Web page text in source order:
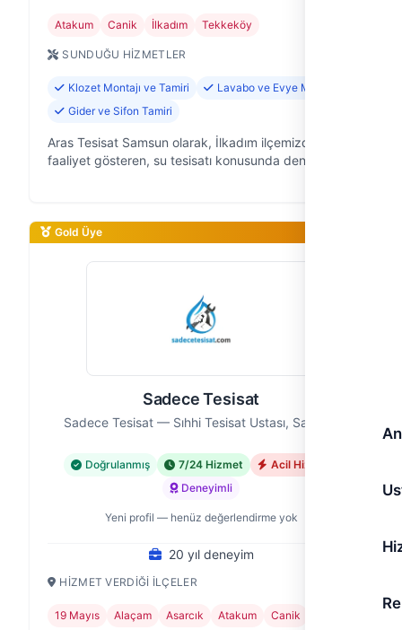
Atakum Canik İlkadım Tekkeköy
SUNDUĞU HIZMETLER
Klozet Montajı ve Tamiri
Lavabo ve Evye Montajı
Gider ve Sifon Tamiri
Aras Tesisat Samsun olarak, İlkadım ilçemizde
faaliyet gösteren, su tesisatı konusunda deneyimli
Gold Üye
Sadece Tesisat
Sadece Tesisat — Sıhhi Tesisat Ustası, Samsun
Doğrulanmış 7/24 Hizmet
Acil Hizmet
Deneyimli
Yeni profil — henüz değerlendirme yok
20 yıl deneyim
HIZMET VERDIĞI İLÇELER
19 Mayıs Alaçam Asarcık Atakum Canik